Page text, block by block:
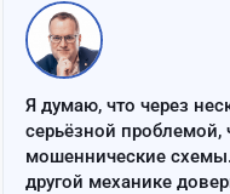
Я думаю, что через
серьёзной проблемой,
мошеннические
другой механике